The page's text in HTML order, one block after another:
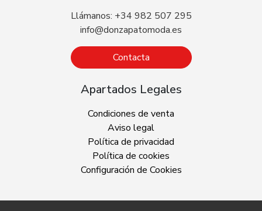
Llámanos: +34 982 507 295
info@donzapatomoda.es
Contacta
Apartados Legales
Condiciones de venta
Aviso legal
Política de privacidad
Política de cookies
Configuración de Cookies